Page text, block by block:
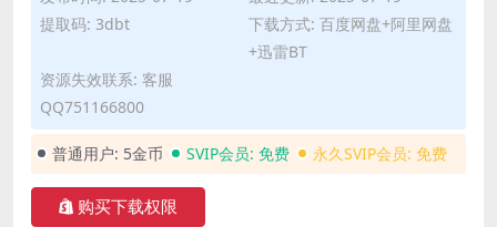
提取码: 3dbt
下载方式: 百度网盘+阿里网盘
+迅雷BT
资源失效联系: 客服
QQ751166800
普通用户: 5金币 SVIP会员: 免费 永久SVIP会员: 免费
购买下载权限